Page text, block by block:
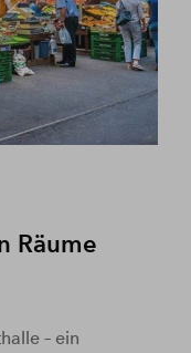
Räume
– ein